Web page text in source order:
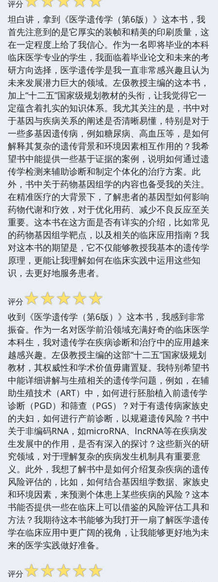
评分
坦白讲，拿到《医学遗传学（第6版）》这本书，我
首先注意到的是它厚实的装帧和精美的印刷质量，这
在一定程度上给了我信心。作为一名即将毕业的本科
临床医学专业的学生，我面临着毕业论文和未来的考
研方向选择，医学遗传学是我一直非常感兴趣且认为
未来发展潜力巨大的领域。左伋教授主编的这本书，
加上“十二五”国家级规划教材的头衔，让我觉得它一
定蕴含着扎实的知识体系。我尤其关注的是，书中对
于基因与疾病关系的阐述是否清晰易懂，特别是对于
一些多基因遗传病，例如糖尿病、高血压等，是如何
解释其复杂的遗传背景和环境因素相互作用的？我希
望书中能提供一些基于证据的案例，说明如何通过遗
传学检测来辅助诊断和制定个体化的治疗方案。此
外，书中关于药物基因组学的内容也备受我的关注。
在精准医疗的大背景下，了解患者的基因型如何影响
药物代谢和疗效，对于优化用药、减少不良反应至关
重要。这本书在这方面是否有详实的介绍，比如常见
的药物基因组学靶点，以及相关的临床应用指南？我
对这本书的期望是，它不仅能够教授我基本的遗传学
原理，更能让我理解如何在临床实践中运用这些知
识，去更好地服务患者。
评分☆☆☆☆☆
收到《医学遗传学（第6版）》这本书，我感到非常
振奋。作为一名对医学前沿领域充满好奇的临床医学
本科生，我对遗传学在疾病诊断和治疗中的应用越来
越感兴趣。左伋教授主编的这部“十二五”国家级规划
教材，其权威性和学术价值毋庸置疑。我特别希望书
中能详细讲解与生殖相关的遗传学问题，例如，在辅
助生殖技术（ART）中，如何进行胚胎植入前遗传学
诊断（PGD）和筛查（PGS）？对于有遗传病家族史
的夫妇，如何进行产前诊断，以规避遗传风险？书中
关于非编码RNA，如microRNA、lncRNA等在疾病发
生发展中的作用，是否有深入的探讨？这些新兴的研
究领域，对于理解复杂的疾病发生机制具有重要意
义。此外，我想了解书中是如何介绍复杂疾病的遗传
风险评估的，比如，如何结合基因组学数据、家族史
和环境因素，来预测个体患上某些疾病的风险？这本
书能否提供一些在临床上可以借鉴的风险评估工具和
方法？我期待这本书能够为我打开一扇了解医学遗传
学在临床应用中更广阔的视角，让我能够更好地为未
来的医学实践做好准备。
评分☆☆☆☆☆